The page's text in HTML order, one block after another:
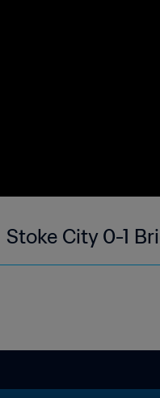
Stoke City 0-1